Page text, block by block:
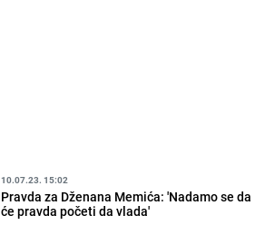
10.07.23. 15:02
Pravda za Dženana Memića: 'Nadamo se da
će pravda početi da vlada'